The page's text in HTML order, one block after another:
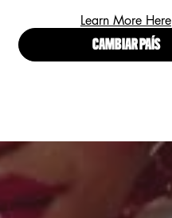
Learn More Here
CAMBIAR PAÍS